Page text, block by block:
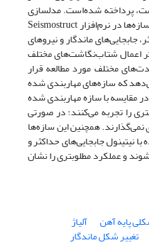
پرداخته شده‌است. مدلسازی
در نرم‌افزارSeismostruct
جابجایی‌های ماندگار و نیروهای
اعمال شتاب‌نگاشت‌های مختلف
مختلف مورد مطالعه قرار
که سازه‌های مهاربندی شده
مقایسه با سازه مهاربندی شده
را تجربه می‌کنند؛ در صورتی
نمی‌گذارند. همچنین این ساز‌ه‌ها
نیتینول جابجایی‌های حداکثر و
و عملکرد مطلوبتری را نشان
پایه ‌آهن آلیاژ
تغییر شکل ماندگار